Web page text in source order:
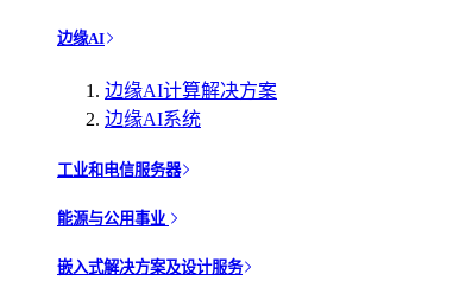
边缘AI
边缘AI计算解决方案
边缘AI系统
工业和电信服务器
能源与公用事业
嵌入式解决方案及设计服务